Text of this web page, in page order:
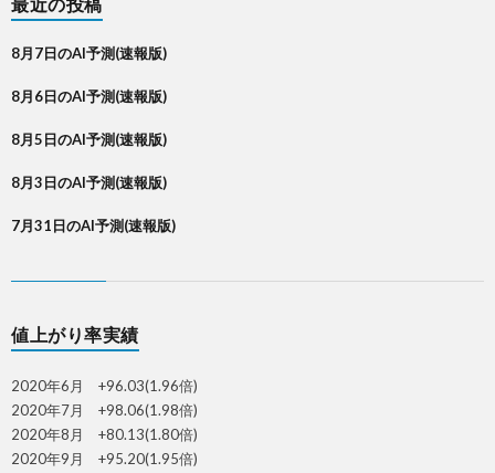
8月7日のAI予測(速報版)
8月6日のAI予測(速報版)
8月5日のAI予測(速報版)
8月3日のAI予測(速報版)
7月31日のAI予測(速報版)
値上がり率実績
2020年6月 +96.03(1.96倍)
2020年7月 +98.06(1.98倍)
2020年8月 +80.13(1.80倍)
2020年9月 +95.20(1.95倍)